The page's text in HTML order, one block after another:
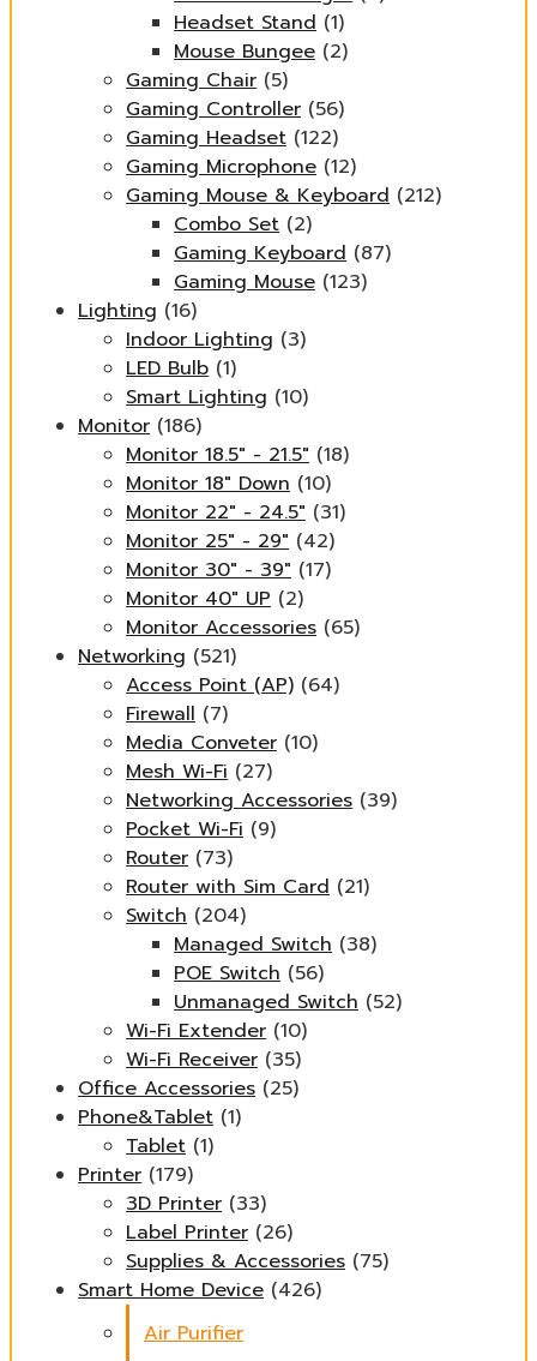
Headset Stand (1)
Mouse Bungee (2)
Gaming Chair (5)
Gaming Controller (56)
Gaming Headset (122)
Gaming Microphone (12)
Gaming Mouse & Keyboard (212)
Combo Set (2)
Gaming Keyboard (87)
Gaming Mouse (123)
Lighting (16)
Indoor Lighting (3)
LED Bulb (1)
Smart Lighting (10)
Monitor (186)
Monitor 18.5" - 21.5" (18)
Monitor 18" Down (10)
Monitor 22" - 24.5" (31)
Monitor 25" - 29" (42)
Monitor 30" - 39" (17)
Monitor 40" UP (2)
Monitor Accessories (65)
Networking (521)
Access Point (AP) (64)
Firewall (7)
Media Conveter (10)
Mesh Wi-Fi (27)
Networking Accessories (39)
Pocket Wi-Fi (9)
Router (73)
Router with Sim Card (21)
Switch (204)
Managed Switch (38)
POE Switch (56)
Unmanaged Switch (52)
Wi-Fi Extender (10)
Wi-Fi Receiver (35)
Office Accessories (25)
Phone&Tablet (1)
Tablet (1)
Printer (179)
3D Printer (33)
Label Printer (26)
Supplies & Accessories (75)
Smart Home Device (426)
Air Purifier